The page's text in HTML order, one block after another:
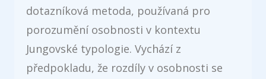
dotazníková metoda, používaná pro
porozumění osobnosti v kontextu
Jungovské typologie. Vychází z
předpokladu, že rozdíly v osobnosti se